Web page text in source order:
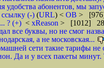
удобства абонентов, мы
ссылку (-) (URL) < ОВ >
? (+) < xReason > [1012]
все буквы, но не смог
а не московская...
сети такие тарифы не
Да и у всех пакеты